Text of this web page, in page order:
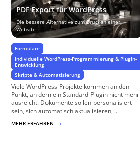
PDF Export für WordPress
Die bessere Alternative zum Drucken einer
Website
Formulare
Individuelle WordPress-Programmierung & PlugIn-
Entwicklung
Skripte & Automatisierung
Viele WordPress-Projekte kommen an den
Punkt, an dem ein Standard-Plugin nicht mehr
ausreicht: Dokumente sollen personalisiert
sein, sich automatisch aktualisieren, ...
MEHR ERFAHREN $